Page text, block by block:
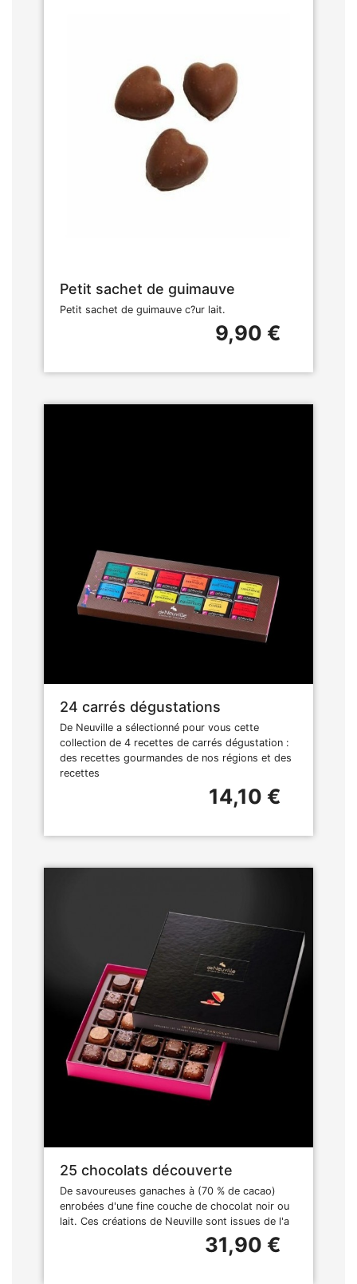
Petit sachet de guimauve
Petit sachet de guimauve c?ur lait.
9,90 €
24 carrés dégustations
De Neuville a sélectionné pour vous cette
collection de 4 recettes de carrés dégustation :
des recettes gourmandes de nos régions et des
recettes
14,10 €
25 chocolats découverte
De savoureuses ganaches à (70 % de cacao)
enrobées d'une fine couche de chocolat noir ou
lait. Ces créations de Neuville sont issues de l'a
31,90 €